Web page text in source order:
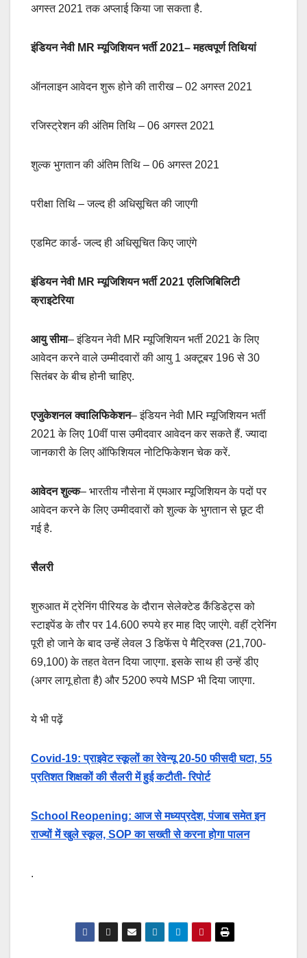
अगस्त 2021 तक अप्लाई किया जा सकता है.
इंडियन नेवी MRम्यूजिशियन भर्ती 2021– महत्वपूर्ण तिथियां
ऑनलाइन आवेदन शुरू होने की तारीख – 02 अगस्त 2021
रजिस्ट्रेशन की अंतिम तिथि – 06 अगस्त 2021
शुल्क भुगतान की अंतिम तिथि – 06 अगस्त 2021
परीक्षा तिथि – जल्द ही अधिसूचित की जाएगी
एडमिट कार्ड- जल्द ही अधिसूचित किए जाएंगे
इंडियन नेवी MRम्यूजिशियन भर्ती 2021 एलिजिबिलिटी
क्राइटेरिया
आयु सीमा– इंडियन नेवी MR म्यूजिशियन भर्ती 2021 के लिए
आवेदन करने वाले उम्मीदवारों की आयु 1 अक्टूबर 196 से 30
सितंबर के बीच होनी चाहिए.
एजुकेशनल क्वालिफिकेशन– इंडियन नेवी MR म्यूजिशियन भर्ती
2021 के लिए 10वीं पास उमीदवार आवेदन कर सकते हैं. ज्यादा
जानकारी के लिए ऑफिशियल नोटिफिकेशन चेक करें.
आवेदन शुल्क– भारतीय नौसेना में एमआर म्यूजिशियन के पदों पर
आवेदन करने के लिए उम्मीदवारों को शुल्क के भुगतान से छूट दी
गई है.
सैलरी
शुरुआत में ट्रेनिंग पीरियड के दौरान सेलेक्टेड कैंडिडेट्स को
स्टाइपेंड के तौर पर 14.600 रुपये हर माह दिए जाएंगे. वहीं ट्रेनिंग
पूरी हो जाने के बाद उन्हें लेवल 3 डिफेंस पे मैट्रिक्स (21,700-
69,100) के तहत वेतन दिया जाएगा. इसके साथ ही उन्हें डीए
(अगर लागू होता है) और 5200 रुपये MSP भी दिया जाएगा.
ये भी पढ़ें
Covid-19: प्राइवेट स्कूलों का रेवेन्यू 20-50 फीसदी घटा, 55
प्रतिशत शिक्षकों की सैलरी में हुई कटौती- रिपोर्ट
School Reopening: आज से मध्यप्रदेश, पंजाब समेत इन
राज्यों में खुले स्कूल, SOP का सख्ती से करना होगा पालन
.